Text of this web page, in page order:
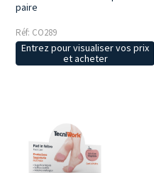
paire
Réf: CO289
Entrez pour visualiser vos prix
et acheter